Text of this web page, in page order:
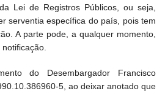
Lei de Registros Públicos, ou seja,
serventia específica do país, pois tem
A parte pode, a qualquer momento,
do Desembargador Francisco
5, ao deixar anotado que